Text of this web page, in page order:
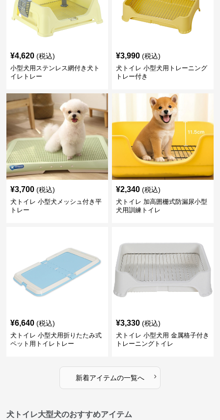
¥4,620 (税込)
小型犬用ステンレス網付き犬ト
イレトレー
¥3,990 (税込)
犬トイレ 小型犬用トレーニング
トレー付き
¥3,700 (税込)
犬トイレ 小型犬メッシュ付き平
トレー
¥2,340 (税込)
犬トイレ 加高囲栅式防漏尿小型
犬用訓練トイレ
¥6,640 (税込)
犬トイレ 小型犬用折りたたみ式
ペット用トイレトレー
¥3,330 (税込)
犬トイレ 小型犬用 金属格子付き
トレーニングトイレ
新着アイテムの一覧へ ›
犬トイレ大型犬のおすすめアイテム